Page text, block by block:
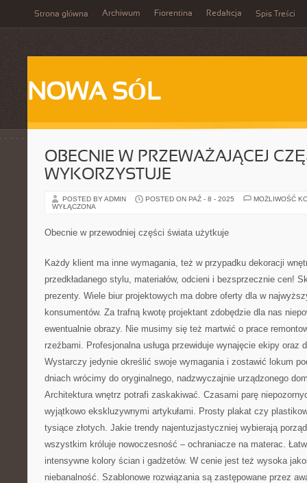
Strona główna Archiwum Fiorentina Redakcja Spis Treści
NOWA SÓL
OBECNIE W PRZEWAŻAJĄCEJ
WYKORZYSTUJE
POSTED BY ADMIN POSTED ON PAŹ - 8 - 2025
MOŻLIWOŚĆ
WYŁĄCZONA
Obecnie w przewodniej części świata użytkuje
Każdy klient ma inne wymagania, też w przypadku dekoracji
przedkładanego stylu, materiałów, odcieni i bezsprzecznie cen!
prezenty. Wiele biur projektowych ma dobre oferty dla w
konsumentów. Za trafną kwotę projektant zdobędzie dla nas
ewentualnie obrazy. Nie musimy się też martwić o prace
rzeźbami. Profesjonalna usługa przewiduje wynajęcie ekipy oraz
Wystarczy jedynie określić swoje wymagania i zostawić lokum
dniach wrócimy do oryginalnego, nadzwyczajnie urządzonego
Architektura wnętrz potrafi zaskakiwać. Czasami parę
wyjątkowo ekskluzywnymi artykułami. Prosty plakat czy
tysiące złotych. Jakie trendy najentuzjastyczniej wybierają
wszystkim króluje nowoczesność – ochraniacze na materac.
intensywne kolory ścian i gadżetów. W cenie jest też wysoka
niebanalność. Szablonowe rozwiązania są zastępowane przez